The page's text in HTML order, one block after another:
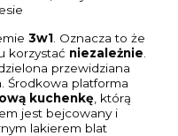
3w1 . Oznacza to że
korzystać niezależnie
przewidziana
Środkowa platforma
kuchenkę , którą
jest bejcowany i
lakierem blat